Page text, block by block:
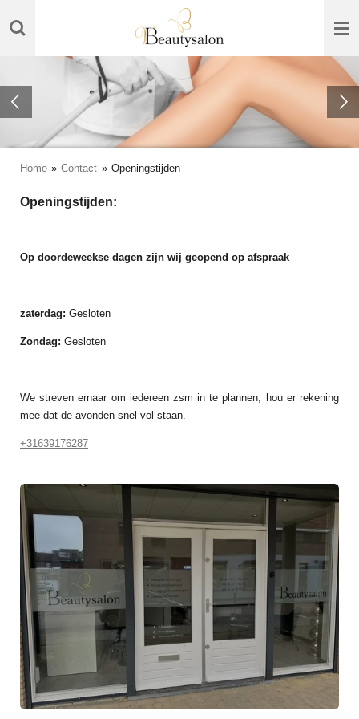
direct
hoofdinhoud
Home » Contact » Openingstijden
Openingstijden:
Op doordeweekse dagen zijn wij geopend op afspraak
zaterdag: Gesloten
Zondag: Gesloten
We streven ernaar om iedereen zsm in te plannen, hou er rekening
mee dat de avonden snel vol staan.
+31639176287